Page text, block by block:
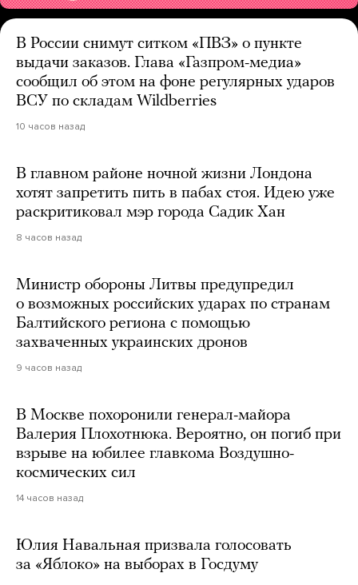
В России снимут ситком «ПВЗ» о пункте
выдачи заказов. Глава «Газпром-медиа»
сообщил об этом на фоне регулярных ударов
ВСУ по складам Wildberries
10 часов назад
В главном районе ночной жизни Лондона
хотят запретить пить в пабах стоя. Идею уже
раскритиковал мэр города Садик Хан
8 часов назад
Министр обороны Литвы предупредил
о возможных российских ударах по странам
Балтийского региона с помощью
захваченных украинских дронов
9 часов назад
В Москве похоронили генерал-майора
Валерия Плохотнюка. Вероятно, он погиб при
взрыве на юбилее главкома Воздушно-
космических сил
14 часов назад
Юлия Навальная призвала голосовать
за «Яблоко» на выборах в Госдуму